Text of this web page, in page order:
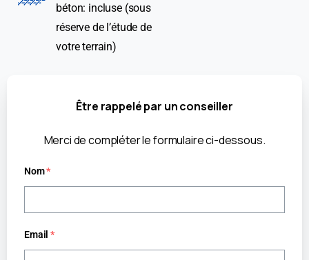
béton: incluse (sous
réserve de l’étude de
votre terrain)
Être rappelépar unconseiller
Merci de compléter le formulaire ci-dessous.
Nom*
Email *